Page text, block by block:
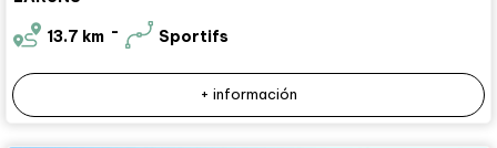
13.7 km Sportifs
+ información